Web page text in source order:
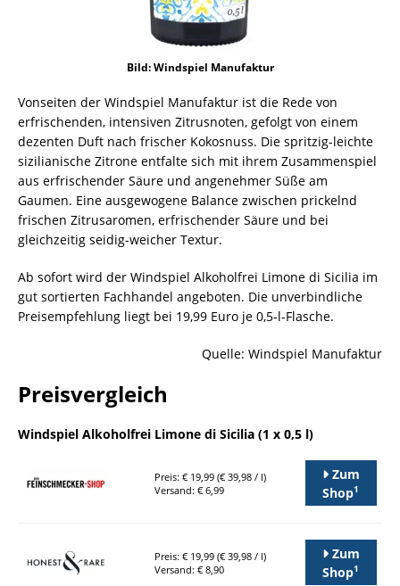
Bild: Windspiel Manufaktur
Vonseiten der Windspiel Manufaktur ist die Rede von
erfrischenden, intensiven Zitrusnoten, gefolgt von einem
dezenten Duft nach frischer Kokosnuss. Die spritzig-leichte
sizilianische Zitrone entfalte sich mit ihrem Zusammenspiel
aus erfrischender Säure und angenehmer Süße am
Gaumen. Eine ausgewogene Balance zwischen prickelnd
frischen Zitrusaromen, erfrischender Säure und bei
gleichzeitig seidig-weicher Textur.
Ab sofort wird der Windspiel Alkoholfrei Limone di Sicilia im
gut sortierten Fachhandel angeboten. Die unverbindliche
Preisempfehlung liegt bei 19,99 Euro je 0,5-l-Flasche.
Quelle: Windspiel Manufaktur
Preisvergleich
Windspiel Alkoholfrei Limone di Sicilia (1 x 0,5 l)
Preis: € 19,99 (€ 39,98 / l)
Versand: € 6,99
Zum
Shop1
Preis: € 19,99 (€ 39,98 / l)
Versand: € 8,90
Zum
Shop1